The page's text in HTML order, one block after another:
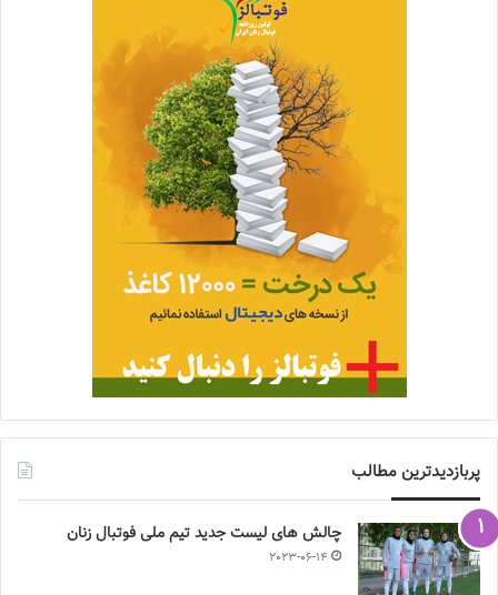
پربازدیدترین مطالب
چالش هاى ليست جدید تيم ملى فوتبال زنان
2023-06-14